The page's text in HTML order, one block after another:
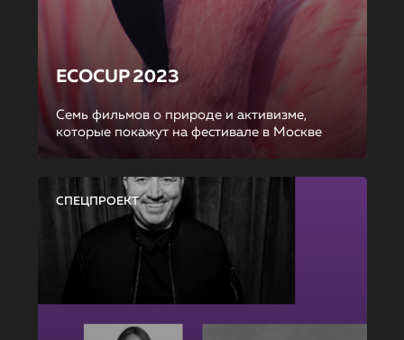
ECOCUP 2023
Семь фильмов о природе и активизме,
которые покажут на фестивале в Москве
СПЕЦПРОЕКТ